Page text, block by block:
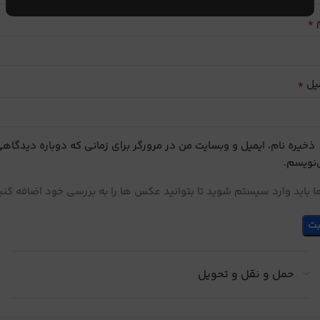
*
*
ذخیره نام، ایمیل و وبسایت من در مرورگر برای زمانی که دوباره
باید وارد سیستم شوید تا بتوانید عکس ها را به بررسی خود اضافه
حمل و نقل و تحویل